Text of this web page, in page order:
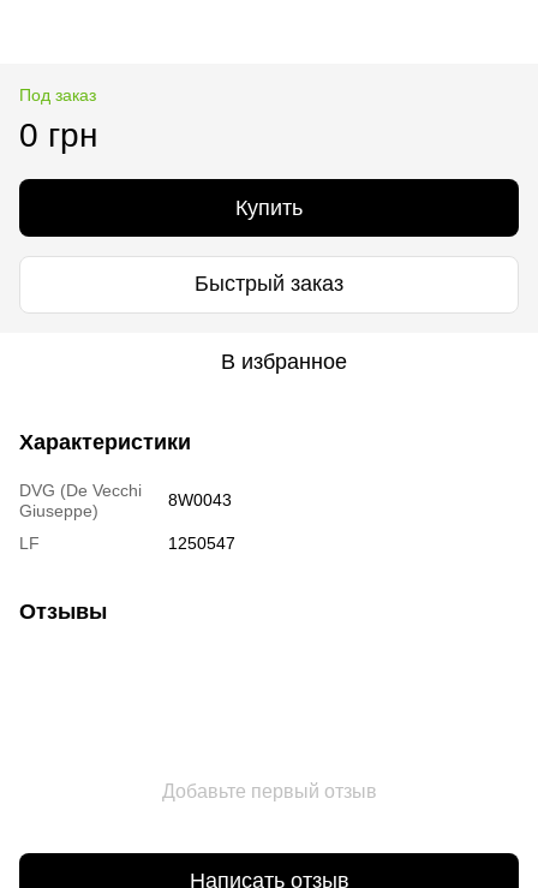
Под заказ
0 грн
Купить
Быстрый заказ
В избранное
Характеристики
DVG (De Vecchi
Giuseppe)
8W0043
LF 1250547
Отзывы
Добавьте первый отзыв
Написать отзыв